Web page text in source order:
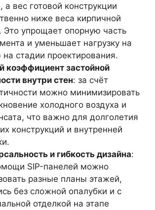
а вес готовой конструкции
ниже веса кирпичной
Это упрощает опорную часть
и уменьшает нагрузку на
стадии проектирования.
коэффициент застойной
внутри стен: за счёт
можно минимизировать
холодного воздуха и
что важно для долголетия
конструкций и внутренней
и гибкость дизайна:
SIP-панелей можно
разные планы этажей,
без сложной опалубки и с
отделкой на этапе